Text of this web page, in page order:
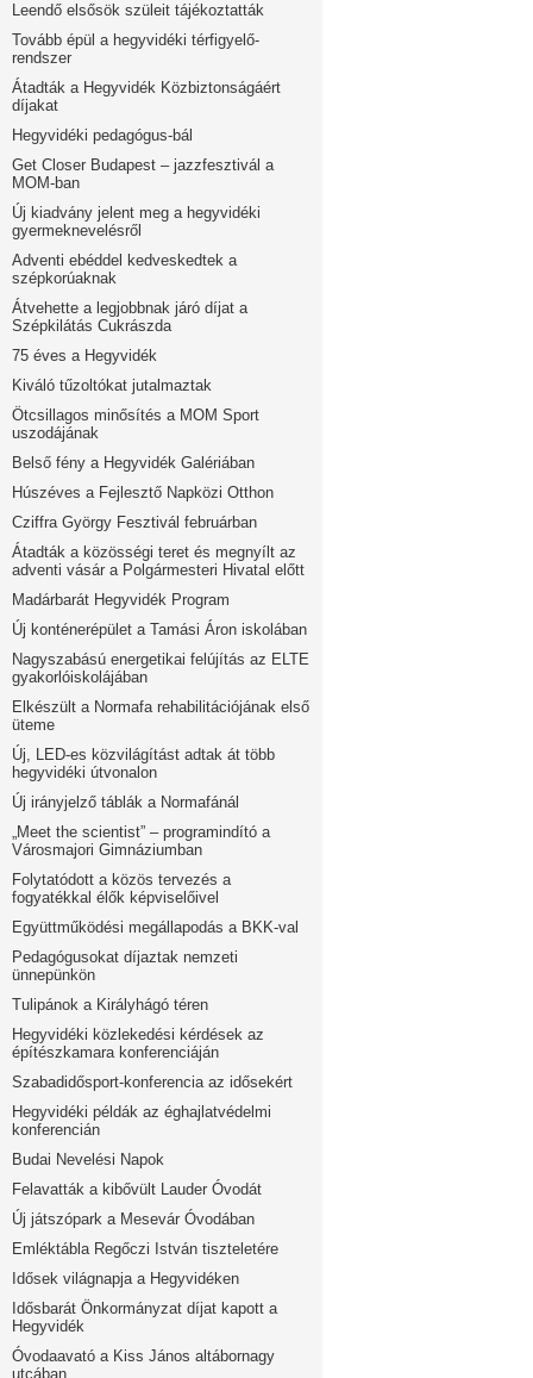
Leendő elsősök szüleit tájékoztatták
Tovább épül a hegyvidéki térfigyelő-
rendszer
Átadták a Hegyvidék Közbiztonságáért
díjakat
Hegyvidéki pedagógus-bál
Get Closer Budapest – jazzfesztivál a
MOM-ban
Új kiadvány jelent meg a hegyvidéki
gyermeknevelésről
Adventi ebéddel kedveskedtek a
szépkorúaknak
Átvehette a legjobbnak járó díjat a
Szépkilátás Cukrászda
75 éves a Hegyvidék
Kiváló tűzoltókat jutalmaztak
Ötcsillagos minősítés a MOM Sport
uszodájának
Belső fény a Hegyvidék Galériában
Húszéves a Fejlesztő Napközi Otthon
Cziffra György Fesztivál februárban
Átadták a közösségi teret és megnyílt az
adventi vásár a Polgármesteri Hivatal előtt
Madárbarát Hegyvidék Program
Új konténerépület a Tamási Áron iskolában
Nagyszabású energetikai felújítás az ELTE
gyakorlóiskolájában
Elkészült a Normafa rehabilitációjának első
üteme
Új, LED-es közvilágítást adtak át több
hegyvidéki útvonalon
Új irányjelző táblák a Normafánál
„Meet the scientist” – programindító a
Városmajori Gimnáziumban
Folytatódott a közös tervezés a
fogyatékkal élők képviselőivel
Együttműködési megállapodás a BKK-val
Pedagógusokat díjaztak nemzeti
ünnepünkön
Tulipánok a Királyhágó téren
Hegyvidéki közlekedési kérdések az
építészkamara konferenciáján
Szabadidősport-konferencia az idősekért
Hegyvidéki példák az éghajlatvédelmi
konferencián
Budai Nevelési Napok
Felavatták a kibővült Lauder Óvodát
Új játszópark a Mesevár Óvodában
Emléktábla Regőczi István tiszteletére
Idősek világnapja a Hegyvidéken
Idősbarát Önkormányzat díjat kapott a
Hegyvidék
Óvodaavató a Kiss János altábornagy
utcában